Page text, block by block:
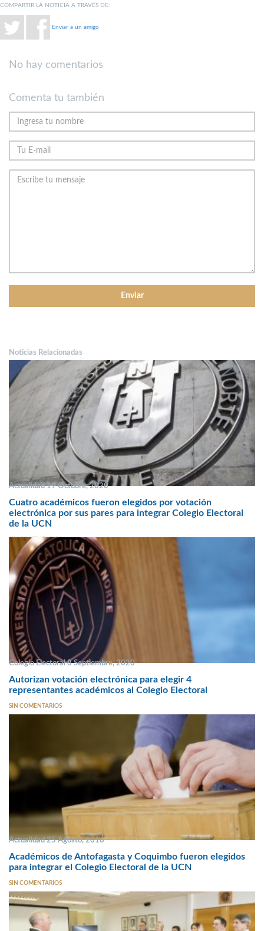
COMPARTIR LA NOTICIA A TRAVÉS DE:
Enviar a un amigo
No hay comentarios
Comenta tu también
Noticias Relacionadas
Actualidad 19 Octubre, 2020
Cuatro académicos fueron elegidos por votación
electrónica por sus pares para integrar Colegio Electoral
de la UCN
SIN COMENTARIOS
Colegio Electoral 8 Septiembre, 2020
Autorizan votación electrónica para elegir 4
representantes académicos al Colegio Electoral
SIN COMENTARIOS
Actualidad 25 Agosto, 2016
Académicos de Antofagasta y Coquimbo fueron elegidos
para integrar el Colegio Electoral de la UCN
SIN COMENTARIOS